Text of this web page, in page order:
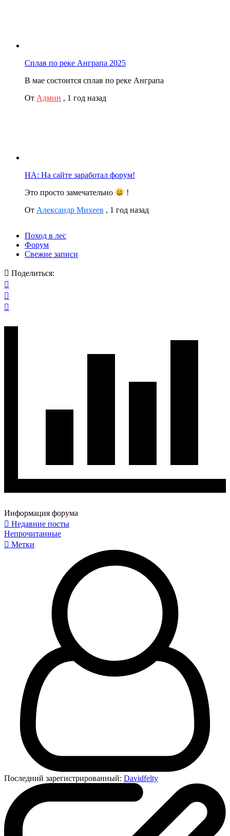
Сплав по реке Анграпа 2025
В мае состоится сплав по реке Анграпа
От Админ , 1 год назад
НА: На сайте заработал форум!
Это просто замечательно
!
От Александр Михеев , 1 год назад
Поход в лес
Форум
Свежие записи
Поделиться:
Информация форума
Недавние посты
Непрочитанные
Метки
Последний зарегистрированный: Davidfelty